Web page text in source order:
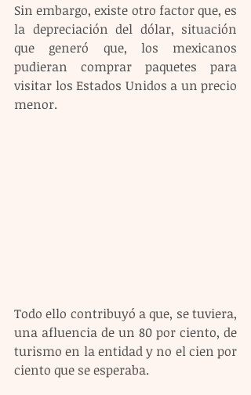
Sin embargo, existe otro factor que, es
la depreciación del dólar, situación
que generó que, los mexicanos
pudieran comprar paquetes para
visitar los Estados Unidos a un precio
menor.
Todo ello contribuyó a que, se tuviera,
una afluencia de un 80 por ciento, de
turismo en la entidad y no el cien por
ciento que se esperaba.